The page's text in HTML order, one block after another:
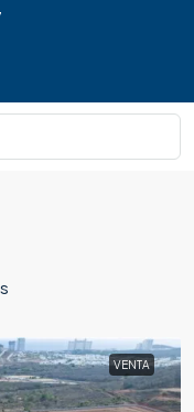
VENTA